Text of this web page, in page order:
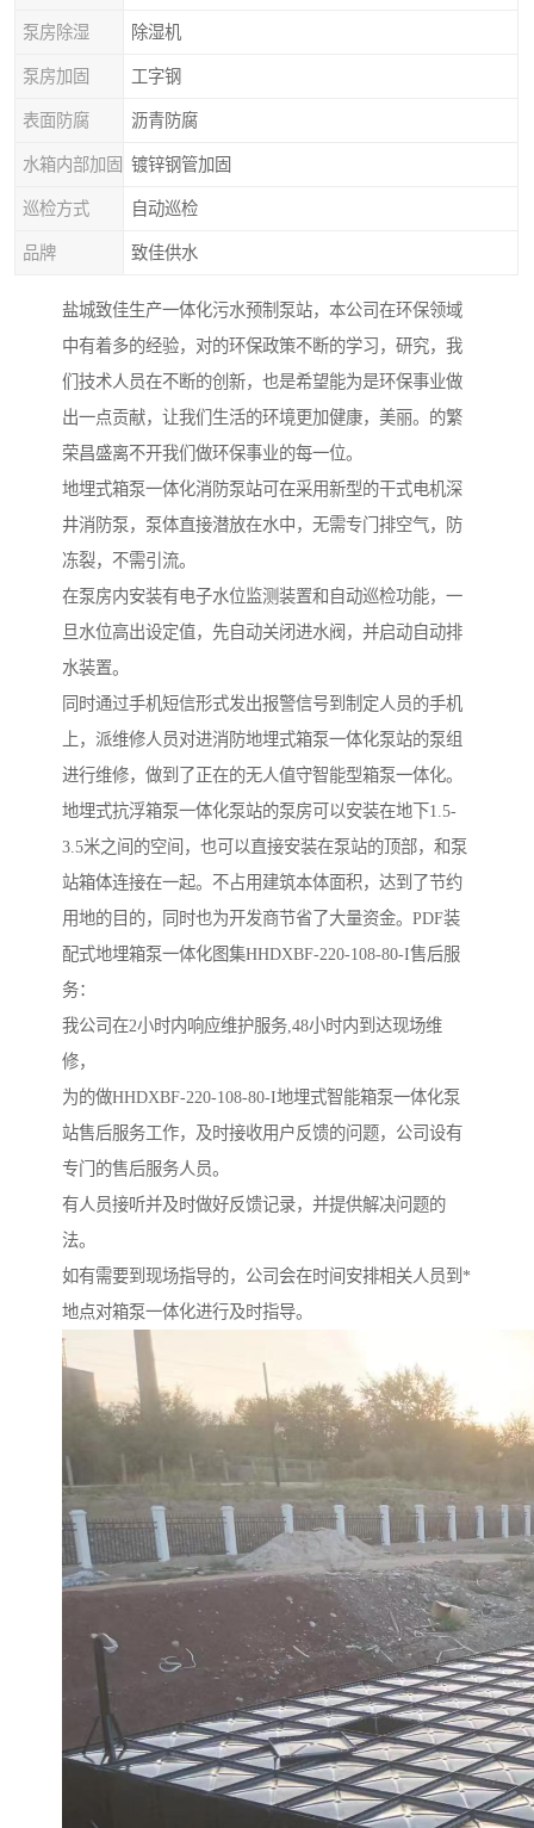
泵房除湿 除湿机
泵房加固 工字钢
表面防腐 沥青防腐
水箱内部加固 镀锌钢管加固
巡检方式 自动巡检
品牌 致佳供水
盐城致佳生产一体化污水预制泵站，本公司在环保领域
中有着多的经验，对的环保政策不断的学习，研究，我
们技术人员在不断的创新，也是希望能为是环保事业做
出一点贡献，让我们生活的环境更加健康，美丽。的繁
荣昌盛离不开我们做环保事业的每一位。
地埋式箱泵一体化消防泵站可在采用新型的干式电机深
井消防泵，泵体直接潜放在水中，无需专门排空气，防
冻裂，不需引流。
在泵房内安装有电子水位监测装置和自动巡检功能，一
旦水位高出设定值，先自动关闭进水阀，并启动自动排
水装置。
同时通过手机短信形式发出报警信号到制定人员的手机
上，派维修人员对进消防地埋式箱泵一体化泵站的泵组
进行维修，做到了正在的无人值守智能型箱泵一体化。
地埋式抗浮箱泵一体化泵站的泵房可以安装在地下1.5-
3.5米之间的空间，也可以直接安装在泵站的顶部，和泵
站箱体连接在一起。不占用建筑本体面积，达到了节约
用地的目的，同时也为开发商节省了大量资金。PDF装
配式地埋箱泵一体化图集HHDXBF-220-108-80-I售后服
务：
我公司在2小时内响应维护服务,48小时内到达现场维
修，
为的做HHDXBF-220-108-80-I地埋式智能箱泵一体化泵
站售后服务工作，及时接收用户反馈的问题，公司设有
专门的售后服务人员。
有人员接听并及时做好反馈记录，并提供解决问题的
法。
如有需要到现场指导的，公司会在时间安排相关人员到*
地点对箱泵一体化进行及时指导。